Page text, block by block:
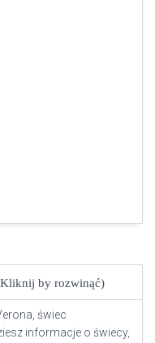
by rozwinąć)
świec
informacje o świecy,